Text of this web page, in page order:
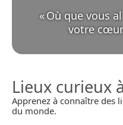
«Où que vous
votre
Lieux curieux
Apprenez à connaître des
du monde.